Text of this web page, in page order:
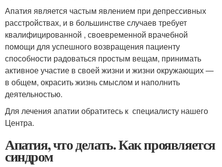
Апатия является частым явлением при депрессивных
расстройствах, и в большинстве случаев требует
квалифицированной , своевременной врачебной
помощи для успешного возвращения пациенту
способности радоваться простым вещам, принимать
активное участие в своей жизни и жизни окружающих —
в общем, окрасить жизнь смыслом и наполнить
деятельностью.
Для лечения апатии обратитесь к специалисту нашего
Центра.
Апатия, что делать. Как проявляется
синдром